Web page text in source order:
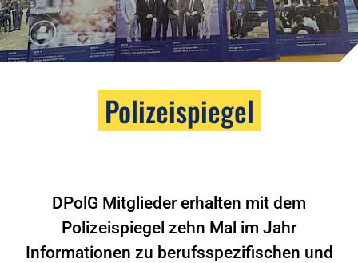
Polizeispiegel
DPolG Mitglieder erhalten mit dem
Polizeispiegel zehn Mal im Jahr
Informationen zu berufsspezifischen und